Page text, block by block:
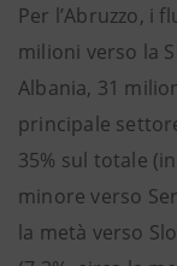
Per l’Abruzzo, i
milioni verso la
Albania, 31
principale
35% sul totale
minore verso
la metà verso